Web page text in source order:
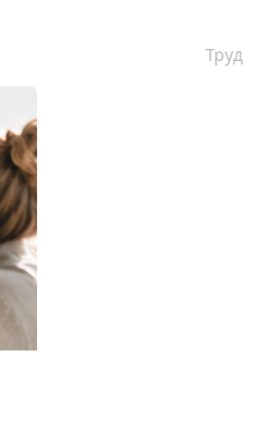
Труд